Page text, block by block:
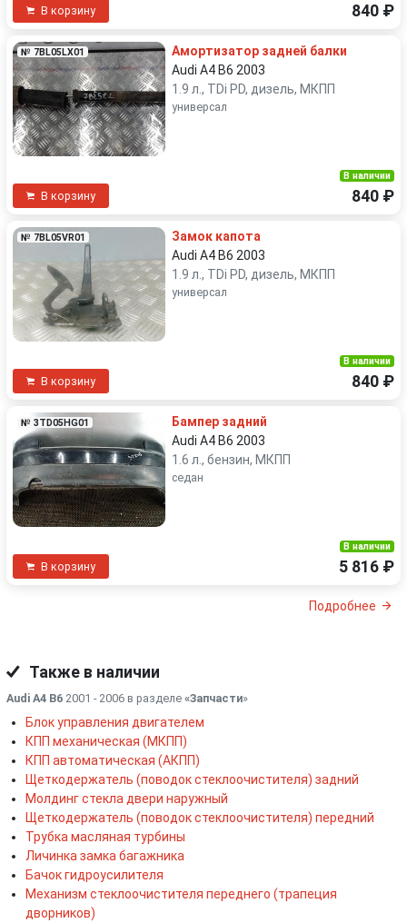
В корзину 840 ₽
№ 7BL05LX01
Амортизатор задней балки
Audi A4 B6 2003
1.9 л., TDi PD, дизель, МКПП
универсал
В корзину
В наличии
840 ₽
№ 7BL05VR01
Замок капота
Audi A4 B6 2003
1.9 л., TDi PD, дизель, МКПП
универсал
В корзину
В наличии
840 ₽
№ 3TD05HG01
Бампер задний
Audi A4 B6 2003
1.6 л., бензин, МКПП
седан
В корзину
В наличии
5 816 ₽
Подробнее
Также в наличии
Audi A4 B6 2001 - 2006 в разделе «Запчасти»
Блок управления двигателем
КПП механическая (МКПП)
КПП автоматическая (АКПП)
Щеткодержатель (поводок стеклоочистителя) задний
Молдинг стекла двери наружный
Щеткодержатель (поводок стеклоочистителя) передний
Трубка масляная турбины
Личинка замка багажника
Бачок гидроусилителя
Механизм стеклоочистителя переднего (трапеция
дворников)